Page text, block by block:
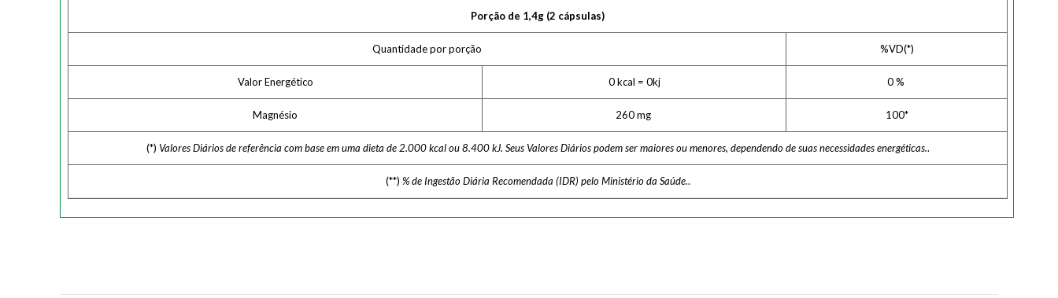
Porção de 1,4g (2 cápsulas)
Quantidade por porção %VD(*)
Valor Energético 0 kcal = 0kj 0 %
Magnésio 260 mg 100*
(*) Valores Diários de referência com base em uma dieta de 2.000 kcal ou 8.400 kJ. Seus Valores Diários podem ser maiores ou menores, dependendo de suas necessidades energéticas..
(**) % de Ingestão Diária Recomendada (IDR) pelo Ministério da Saúde..